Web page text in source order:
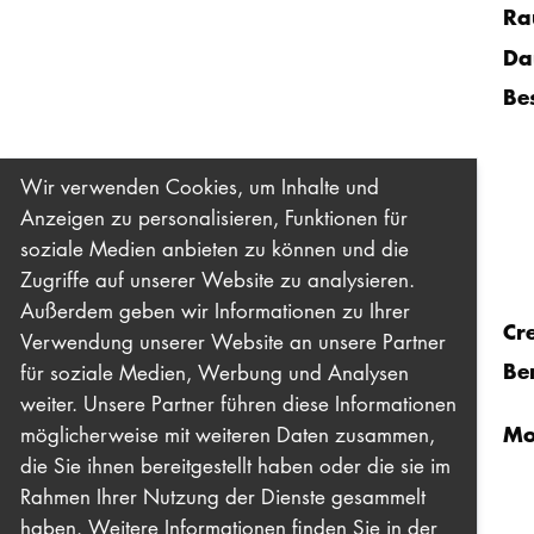
Wir verwenden Cookies, um Inhalte und
Anzeigen zu personalisieren, Funktionen für
soziale Medien anbieten zu können und die
Zugriffe auf unserer Website zu analysieren.
Außerdem geben wir Informationen zu Ihrer
Verwendung unserer Website an unsere Partner
für soziale Medien, Werbung und Analysen
weiter. Unsere Partner führen diese Informationen
möglicherweise mit weiteren Daten zusammen,
die Sie ihnen bereitgestellt haben oder die sie im
Rahmen Ihrer Nutzung der Dienste gesammelt
haben. Weitere Informationen finden Sie in der